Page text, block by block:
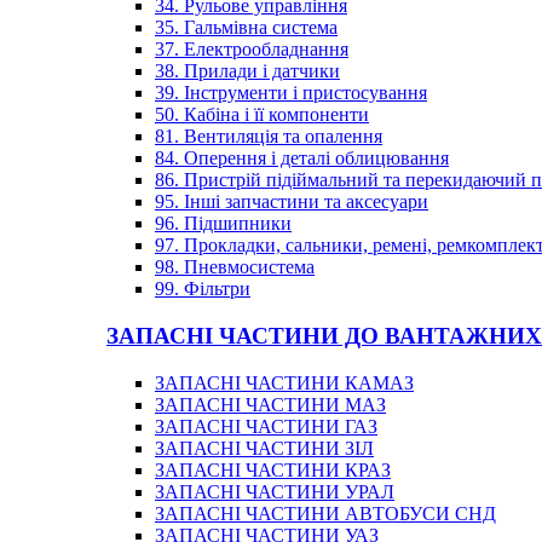
34. Рульове управління
35. Гальмівна система
37. Електрообладнання
38. Прилади і датчики
39. Інструменти і пристосування
50. Кабіна і її компоненти
81. Вентиляція та опалення
84. Оперення і деталі облицювання
86. Пристрій підіймальний та перекидаючий
95. Інші запчастини та аксесуари
96. Підшипники
97. Прокладки, сальники, ремені,
98. Пневмосистема
99. Фільтри
ЗАПАСНІ ЧАСТИНИ ДО
ЗАПАСНІ ЧАСТИНИ КАМАЗ
ЗАПАСНІ ЧАСТИНИ МАЗ
ЗАПАСНІ ЧАСТИНИ ГАЗ
ЗАПАСНІ ЧАСТИНИ ЗІЛ
ЗАПАСНІ ЧАСТИНИ КРАЗ
ЗАПАСНІ ЧАСТИНИ УРАЛ
ЗАПАСНІ ЧАСТИНИ АВТОБУСИ СНД
ЗАПАСНІ ЧАСТИНИ УАЗ